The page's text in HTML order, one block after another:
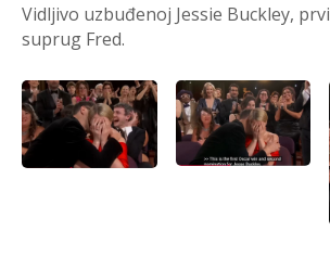
Vidljivo uzbuđenoj Jessie Buckley,
suprug Fred.